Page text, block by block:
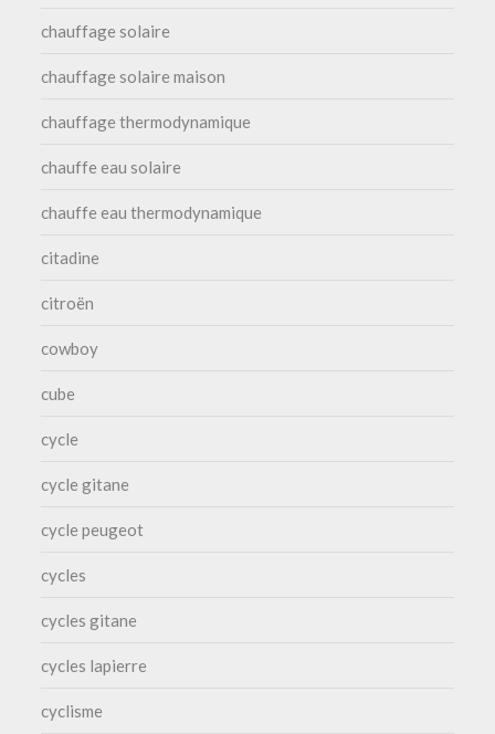
chauffage solaire
chauffage solaire maison
chauffage thermodynamique
chauffe eau solaire
chauffe eau thermodynamique
citadine
citroën
cowboy
cube
cycle
cycle gitane
cycle peugeot
cycles
cycles gitane
cycles lapierre
cyclisme